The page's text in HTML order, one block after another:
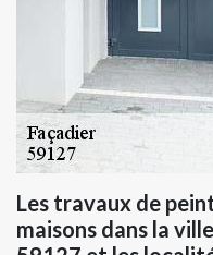
Les travaux de
maisons dans la